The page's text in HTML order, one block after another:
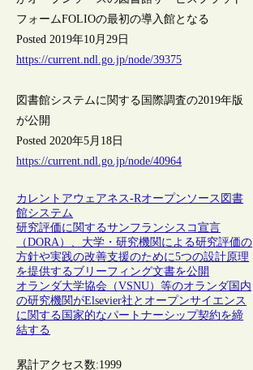
フォームFOLIOの最初の導入館となる
Posted 2019年10月29日
https://current.ndl.go.jp/node/39375
図書館システムに関する国際調査の2019年版
が公開
Posted 2020年5月18日
https://current.ndl.go.jp/node/40964
カレントアウェアネス-Rオープンソース 図書
館システム
研究評価に関するサンフランシスコ宣言
（DORA）、大学・研究機関による研究評価の
方針や実践の改善支援のために5つの設計原理
を提供するブリーフィング文書を公開
オランダ大学協会（VSNU）等のオランダ国内
の研究機関がElsevier社とオープンサイエンス
に関する国家的なパートナーシップ契約を締
結する
累計アクセス数:1999